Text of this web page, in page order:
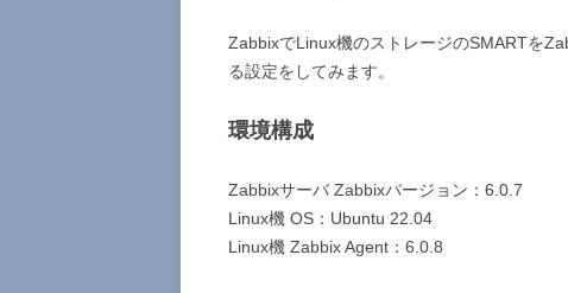
ZabbixでLinux機のストレージのSMARTを
る設定をしてみます。
環境構成
Zabbixサーバ Zabbixバージョン：6.0.7
Linux機 OS：Ubuntu 22.04
Linux機 Zabbix Agent：6.0.8